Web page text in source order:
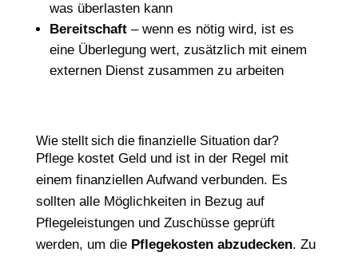
was überlasten kann
Bereitschaft– wenn es nötig wird, ist es
eine Überlegung wert, zusätzlich mit einem
externen Dienst zusammen zu arbeiten
Wie stellt sich die finanzielle Situation dar?
Pflege kostet Geld und ist in der Regel mit
einem finanziellen Aufwand verbunden. Es
sollten alle Möglichkeiten in Bezug auf
Pflegeleistungen und Zuschüsse geprüft
werden, um die Pflegekosten abzudecken. Zu